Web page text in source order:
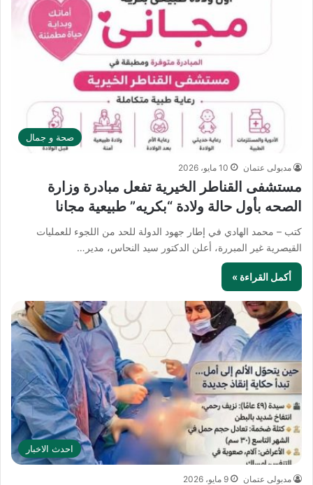
صحة و جمال
مدبولى عتمان 10 مايو، 2026
مستشفى القناطر الخيرية تفعل مبادرة وزارة
الصحه بأول حالة ولادة “بكريه” طبيعية مجانا
كتب – محمد الهادي في إطار جهود الدولة للحد من اللجوء للعمليات
القيصرية غير المبررة، أعلن الدكتور سيد النحاس، مدير…
أكمل القراءة »
احدث الاخبار
مدبولى عتمان 9 مايو، 2026